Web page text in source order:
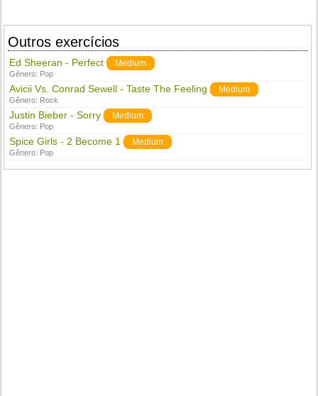
Outros exercícios
Ed Sheeran - Perfect Medium
Gênero: Pop
Avicii Vs. Conrad Sewell - Taste The Feeling Medium
Gênero: Rock
Justin Bieber - Sorry Medium
Gênero: Pop
Spice Girls - 2 Become 1 Medium
Gênero: Pop